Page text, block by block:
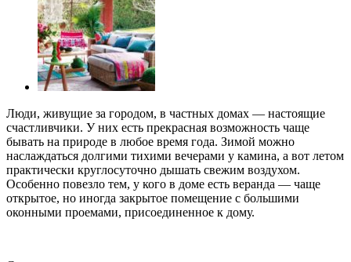
Люди, живущие за городом, в частных домах — настоящие
счастливчики. У них есть прекрасная возможность чаще
бывать на природе в любое время года. Зимой можно
наслаждаться долгими тихими вечерами у камина, а вот летом
практически круглосуточно дышать свежим воздухом.
Особенно повезло тем, у кого в доме есть веранда — чаще
открытое, но иногда закрытое помещение с большими
оконными проемами, присоединенное к дому.